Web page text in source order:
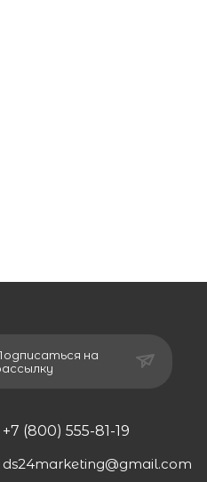
на
+7 (800) 555-81-19
ds24marketing@gmail.com